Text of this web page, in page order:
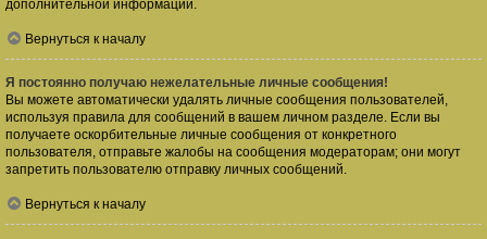
дополнительной информации.
Вернуться к началу
Я постоянно получаю нежелательные личные сообщения!
Вы можете автоматически удалять личные сообщения пользователей,
используя правила для сообщений в вашем личном разделе. Если вы
получаете оскорбительные личные сообщения от конкретного
пользователя, отправьте жалобы на сообщения модераторам; они могут
запретить пользователю отправку личных сообщений.
Вернуться к началу